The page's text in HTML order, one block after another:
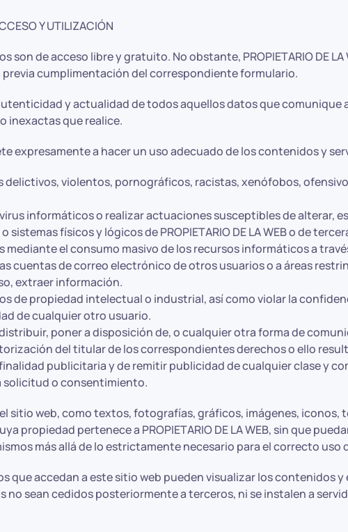
Y UTILIZACIÓN
son de acceso libre y gratuito. No obstante, PROPIETARIO DE
previa cumplimentación del correspondiente formulario.
y actualidad de todos aquellos datos que comunique a
inexactas que realice.
expresamente a hacer un uso adecuado de los contenidos y
violentos, pornográficos, racistas, xenófobos,
informáticos o realizar actuaciones susceptibles de alterar,
sistemas físicos y lógicos de PROPIETARIO DE LA WEB o de
mediante el consumo masivo de los recursos informáticos a
cuentas de correo electrónico de otros usuarios o a áreas
extraer información.
de propiedad intelectual o industrial, así como violar la
de cualquier otro usuario.
poner a disposición de, o cualquier otra forma de
del titular de los correspondientes derechos o ello
publicitaria y de remitir publicidad de cualquier clase y
solicitud o consentimiento.
sitio web, como textos, fotografías, gráficos, imágenes,
propiedad pertenece a PROPIETARIO DE LA WEB, sin que
más allá de lo estrictamente necesario para el correcto uso
que accedan a este sitio web pueden visualizar los contenidos
no sean cedidos posteriormente a terceros, ni se instalen a